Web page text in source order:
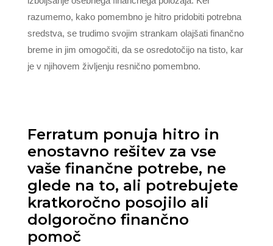
razumemo, kako pomembno je hitro pridobiti potrebna
sredstva, se trudimo svojim strankam olajšati finančno
breme in jim omogočiti, da se osredotočijo na tisto, kar
je v njihovem življenju resnično pomembno.
Ferratum ponuja hitro in
enostavno rešitev za vse
vaše finančne potrebe, ne
glede na to, ali potrebujete
kratkoročno posojilo ali
dolgoročno finančno
pomoč